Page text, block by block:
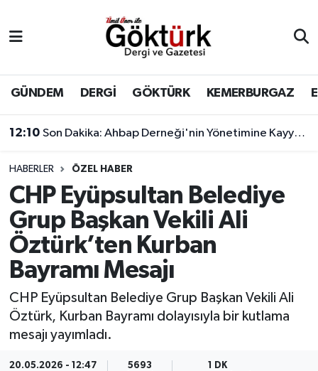
GÜNDEM DERGİ GÖKTÜRK KEMERBURGAZ
12:10 Son Dakika: Ahbap Derneği'nin Yönetimine Kayyum Atandı
HABERLER ÖZEL HABER
CHP Eyüpsultan Belediye
Grup Başkan Vekili Ali
Öztürk’ten Kurban
Bayramı Mesajı
CHP Eyüpsultan Belediye Grup Başkan Vekili Ali
Öztürk, Kurban Bayramı dolayısıyla bir kutlama
mesajı yayımladı.
20.05.2026 - 12:47 5693 1 DK
BİLİM
DERGİ
DÜNYA
EĞİTİM
EKONOMİ
GÖKTÜRK
GÜNDEM
KEMERBURGAZ
Eyüpsultan Hava Durumu
Eyüpsultan Trafik Yoğunluk Haritası
Süper Lig Puan Durumu ve Fikstür
Tüm Manşetler
Son Dakika Haberleri
Haber Arşivi